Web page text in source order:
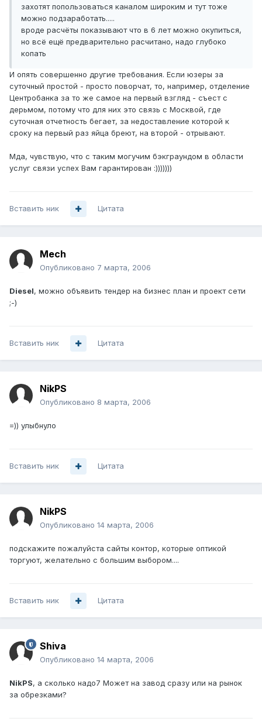
захотят попользоваться каналом широким и тут тоже
можно подзаработать.....
вроде расчёты показывают что в 6 лет можно окупиться,
но всё ещё предварительно расчитано, надо глубоко
копать
И опять совершенно другие требования. Если юзеры за
суточный простой - просто поворчат, то, например, отделение
Центробанка за то же самое на первый взгляд - съест с
дерьмом, потому что для них это связь с Москвой, где
суточная отчетность бегает, за недоставление которой к
сроку на первый раз яйца бреют, на второй - отрывают.
Мда, чувствую, что с таким могучим бэкграундом в области
услуг связи успех Вам гарантирован :)))))))
Вставить ник Цитата
Mech
Опубликовано 7 марта, 2006
Diesel, можно объявить тендер на бизнес план и проект сети
;-)
Вставить ник Цитата
NikPS
Опубликовано 8 марта, 2006
=)) улыбнуло
Вставить ник Цитата
NikPS
Опубликовано 14 марта, 2006
подскажите пожалуйста сайты контор, которые оптикой
торгуют, желательно с большим выбором....
Вставить ник Цитата
Shiva
Опубликовано 14 марта, 2006
NikPS, а сколько надо7 Может на завод сразу или на рынок
за обрезками?